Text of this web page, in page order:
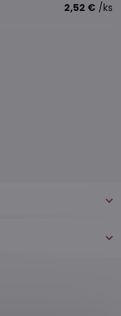
2,52 € /ks